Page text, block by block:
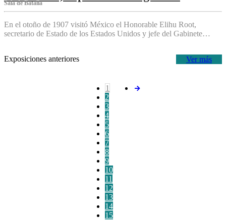
Sala de Batalla
En el otoño de 1907 visitó México el Honorable Elihu Root,
secretario de Estado de los Estados Unidos y jefe del Gabinete…
Ver más
Exposiciones anteriores
1
2
3
4
5
6
7
8
9
10
11
12
13
14
15